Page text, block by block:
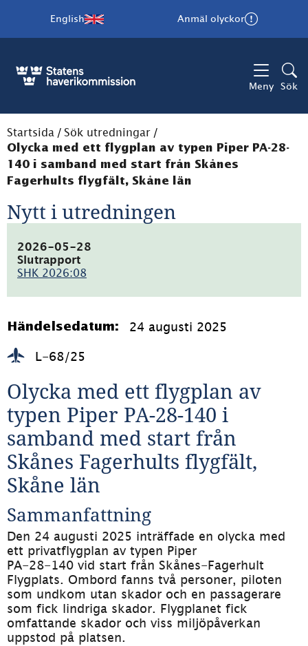
English Anmäl olyckor
Meny Sök
Startsida / Sök utredningar /
Olycka med ett flygplan av typen Piper PA-28-
140 i samband med start från Skånes
Fagerhults flygfält, Skåne län
Nytt i utredningen
2026-05-28
Slutrapport
SHK 2026:08
2MB)
Händelsedatum: 24 augusti 2025
L-68/25
Olycka med ett flygplan av
typen Piper PA-28-140 i
samband med start från
Skånes Fagerhults flygfält,
Skåne län
Sammanfattning
Den 24 augusti 2025 inträffade en olycka med
ett privatflygplan av typen Piper
PA-28-140 vid start från Skånes-Fagerhult
Flygplats. Ombord fanns två personer, piloten
som undkom utan skador och en passagerare
som fick lindriga skador. Flygplanet fick
omfattande skador och viss miljöpåverkan
uppstod på platsen.